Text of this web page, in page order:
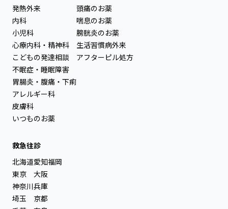
発熱外来
内科
小児科
心療内科・精神科
こどもの発達相談
不眠症・睡眠障害
胃腸炎・腹痛・下痢
アレルギー科
皮膚科
いつものお薬
頭痛のお薬
喘息のお薬
膀胱炎のお薬
生活習慣病外来
アフターピル処方
救急往診
北海道
東京
神奈川
埼玉
愛知
大阪
兵庫
京都
福岡